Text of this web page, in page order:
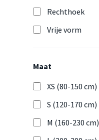
Rechthoek
Vrije vorm
Maat
XS (80-150 cm)
S (120-170 cm)
M (160-230 cm)